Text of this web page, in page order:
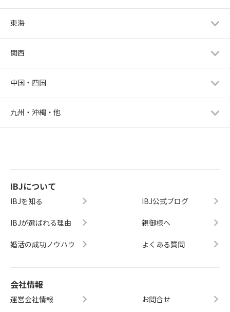
東海
関西
中国・四国
九州・沖縄・他
IBJについて
IBJを知る
IBJが選ばれる理由
婚活の成功ノウハウ
IBJ公式ブログ
親御様へ
よくある質問
会社情報
運営会社情報 お問合せ